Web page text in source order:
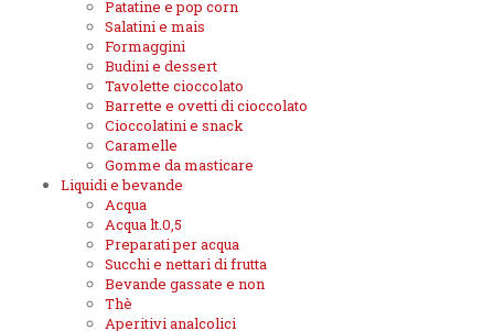
Patatine e pop corn
Salatini e mais
Formaggini
Budini e dessert
Tavolette cioccolato
Barrette e ovetti di cioccolato
Cioccolatini e snack
Caramelle
Gomme da masticare
Liquidi e bevande
Acqua
Acqua lt.0,5
Preparati per acqua
Succhi e nettari di frutta
Bevande gassate e non
Thè
Aperitivi analcolici